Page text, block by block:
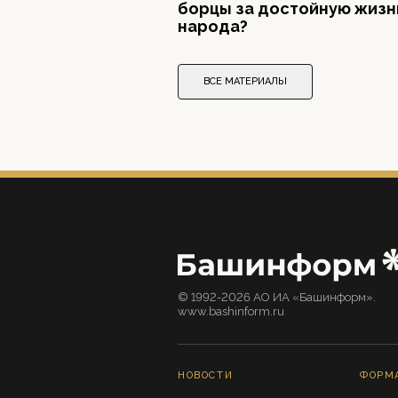
борцы за достойную
народа?
ВСЕ МАТЕРИАЛЫ
© 1992-2026 АО ИА «Башинформ».
www.bashinform.ru
НОВОСТИ